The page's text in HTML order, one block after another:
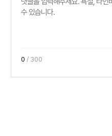
0 / 300